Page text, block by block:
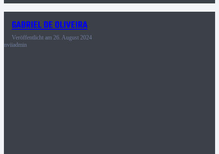
GABRIEL DE OLIVEIRA
Veröffentlicht am 26. August 2024
nviiadmin